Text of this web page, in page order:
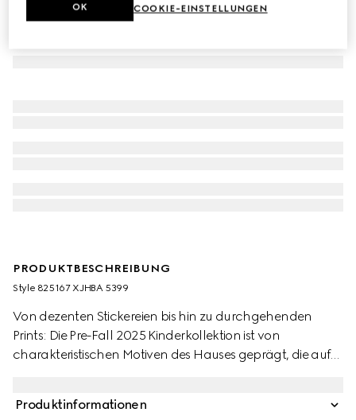
PRODUKTBESCHREIBUNG
Style ‎825167 XJHBA 5399
Von dezenten Stickereien bis hin zu durchgehenden
Prints: Die Pre-Fall 2025 Kinderkollektion ist von
charakteristischen Motiven des Hauses geprägt, die auf
Babys eine Hommage an das unverkennbare
Produktinformationen
COOKIE-EINSTELLUNGEN
OK